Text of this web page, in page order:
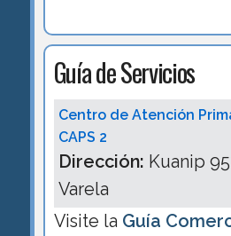
Guía de Servicios
Centro de Atención
CAPS 2
Dirección: Kuanip
Varela
Visite la Guía